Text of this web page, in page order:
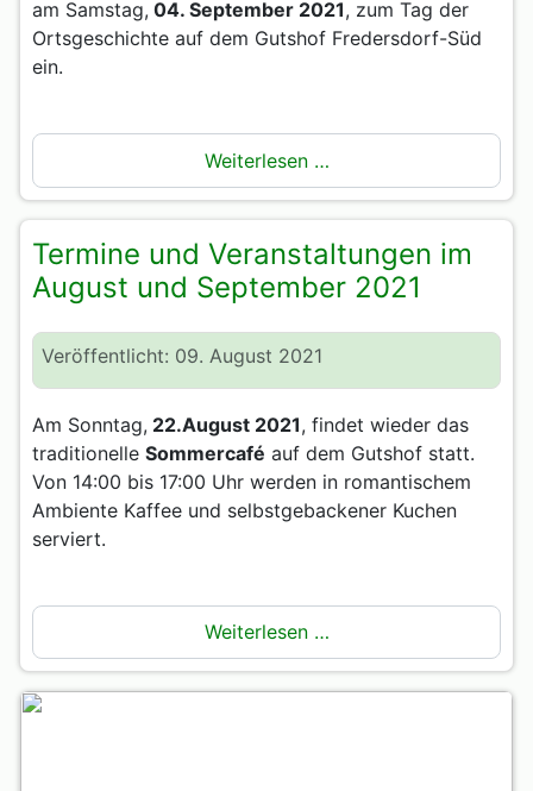
am Samstag, 04. September 2021, zum Tag der
Ortsgeschichte auf dem Gutshof Fredersdorf-Süd
ein.
Weiterlesen …
Termine und Veranstaltungen im
August und September 2021
Veröffentlicht: 09. August 2021
Am Sonntag, 22.August 2021, findet wieder das
traditionelle Sommercafé auf dem Gutshof statt.
Von 14:00 bis 17:00 Uhr werden in romantischem
Ambiente Kaffee und selbstgebackener Kuchen
serviert.
Weiterlesen …